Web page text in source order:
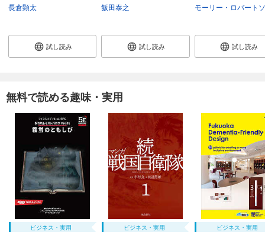
長倉顕太
試し読み
飯田泰之
試し読み
モーリー・ロバート
試し読み
無料で読める趣味・実用
ビジネス・実用 ビジネス・実用 ビジネス・実用